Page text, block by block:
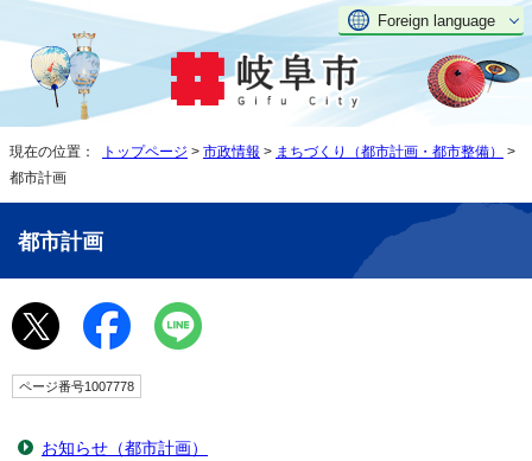
Foreign language
現在の位置： トップページ > 市政情報 > まちづくり（都市計画・都市整備）
>
都市計画
都市計画
ページ番号1007778
お知らせ（都市計画）